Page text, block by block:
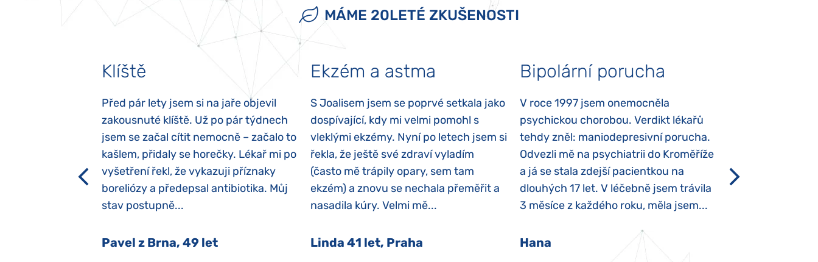
MÁME 20LETÉ ZKUŠENOSTI
Klíště
Před pár lety jsem si na jaře objevil
zakousnuté klíště. Už po pár týdnech
jsem se začal cítit nemocně – začalo to
kašlem, přidaly se horečky. Lékař mi po
vyšetření řekl, že vykazuji příznaky
boreliózy a předepsal antibiotika. Můj
stav postupně...
Pavel z Brna, 49 let
Ekzém a astma
S Joalisem jsem se poprvé setkala jako
dospívající, kdy mi velmi pomohl s
vleklými ekzémy. Nyní po letech jsem si
řekla, že ještě své zdraví vyladím
(často mě trápily opary, sem tam
ekzém) a znovu se nechala přeměřit a
nasadila kúry. Velmi mě...
Linda 41 let, Praha
Bipolární porucha
V roce 1997 jsem onemocněla
psychickou chorobou. Verdikt lékařů
tehdy zněl: maniodepresivní porucha.
Odvezli mě na psychiatrii do Kroměříže
a já se stala zdejší pacientkou na
dlouhých 17 let. V léčebně jsem trávila
3 měsíce z každého roku, měla jsem...
Hana
který je u
Po půl roce